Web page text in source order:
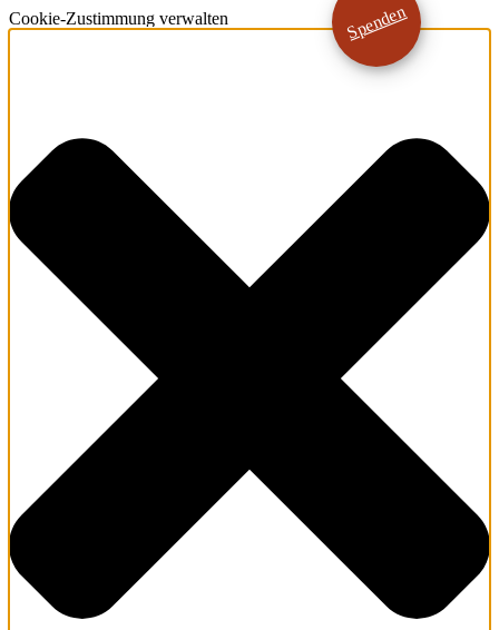
Cookie-Zustimmung verwalten Spenden